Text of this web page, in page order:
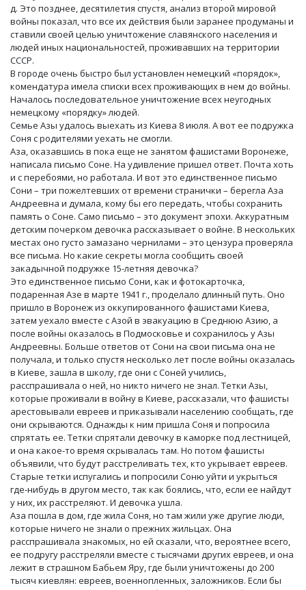
д. Это позднее, десятилетия спустя, анализ второй мировой
войны показал, что все их действия были заранее продуманы и
ставили своей целью уничтожение славянского населения и
людей иных национальностей, проживавших на территории
СССР.
В городе очень быстро был установлен немецкий «порядок»,
комендатура имела списки всех проживающих в нем до войны.
Началось последовательное уничтожение всех неугодных
немецкому «порядку» людей.
Семье Азы удалось выехать из Киева 8 июля. А вот ее подружка
Соня с родителями уехать не смогли.
Аза, оказавшись в пока еще не занятом фашистами Воронеже,
написала письмо Соне. На удивление пришел ответ. Почта хоть
и с перебоями, но работала. И вот это единственное письмо
Сони – три пожелтевших от времени странички – берегла Аза
Андреевна и думала, кому бы его передать, чтобы сохранить
память о Соне. Само письмо – это документ эпохи. Аккуратным
детским почерком девочка рассказывает о войне. В нескольких
местах оно густо замазано чернилами – это цензура проверяла
все письма. Но какие секреты могла сообщить своей
закадычной подружке 15-летняя девочка?
Это единственное письмо Сони, как и фотокарточка,
подаренная Азе в марте 1941 г., проделало длинный путь. Оно
пришло в Воронеж из оккупированного фашистами Киева,
затем уехало вместе с Азой в эвакуацию в Среднюю Азию, а
после войны оказалось в Подмосковье и сохранилось у Азы
Андреевны. Больше ответов от Сони на свои письма она не
получала, и только спустя несколько лет после войны оказалась
в Киеве, зашла в школу, где они с Соней учились,
расспрашивала о ней, но никто ничего не знал. Тетки Азы,
которые проживали в войну в Киеве, рассказали, что фашисты
арестовывали евреев и приказывали населению сообщать, где
они скрываются. Однажды к ним пришла Соня и попросила
спрятать ее. Тетки спрятали девочку в каморке под лестницей,
и она какое-то время скрывалась там. Но потом фашисты
объявили, что будут расстреливать тех, кто укрывает евреев.
Старые тетки испугались и попросили Соню уйти и укрыться
где-нибудь в другом место, так как боялись, что, если ее найдут
у них, их расстреляют. И девочка ушла.
Аза пошла в дом, где жила Соня, но там жили уже другие люди,
которые ничего не знали о прежних жильцах. Она
расспрашивала знакомых, но ей сказали, что, вероятнее всего,
ее подругу расстреляли вместе с тысячами других евреев, и она
лежит в страшном Бабьем Яру, где были уничтожены до 200
тысяч киевлян: евреев, военнопленных, заложников. Если бы